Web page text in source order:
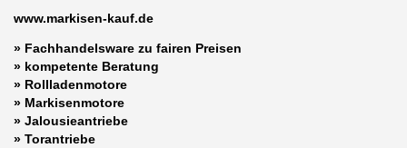
www.markisen-kauf.de
» Fachhandelsware zu fairen Preisen
» kompetente Beratung
» Rollladenmotore
» Markisenmotore
» Jalousieantriebe
» Torantriebe